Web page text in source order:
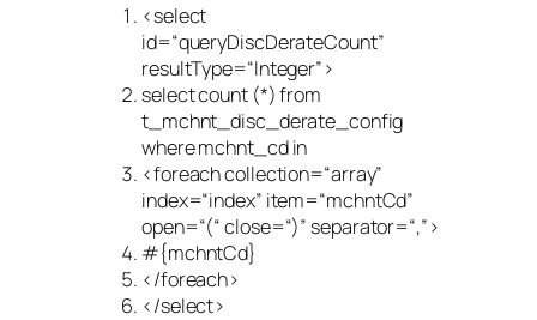
<select
id=“queryDiscDerateCount”
resultType=“Integer”>
selectcount (*)from
t_mchnt_disc_derate_config
where mchnt_cd in
<foreach collection=“array”
index=“index” item=“mchntCd”
open=“(“close=“)” separator=“,”>
#{mchntCd}
</foreach>
</select>